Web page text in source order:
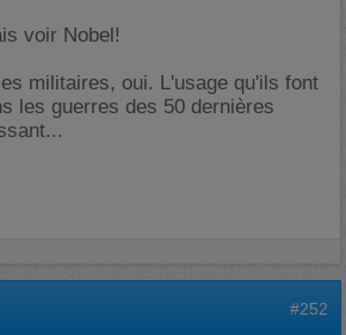
voir Nobel!
militaires, oui. L'usage qu'ils font
les guerres des 50 dernières
#252